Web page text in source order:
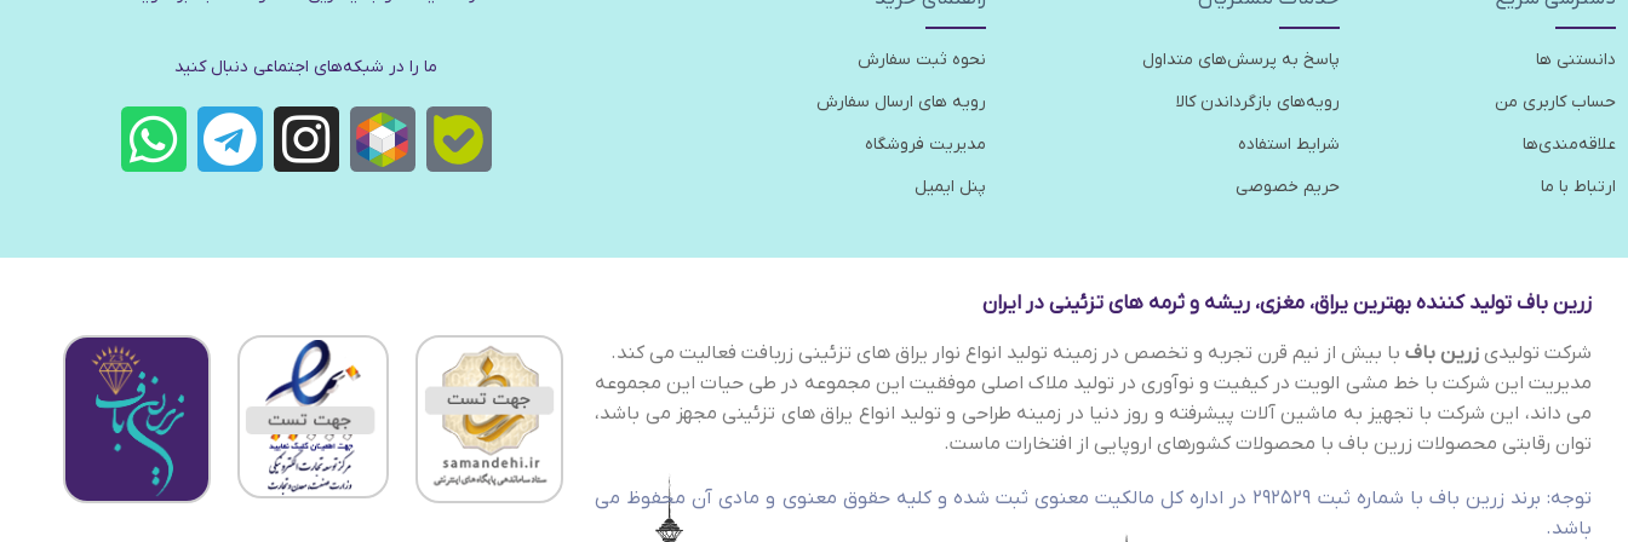
دانستنی ها
حساب کاربری من
علاقه‌مندی‌ها
ارتباط با ما
پاسخ به پرسش‌های متداول
رویه‌های بازگرداندن کالا
شرایط استفاده
حریم خصوصی
نحوه ثبت سفارش
رویه های ارسال سفارش
مدیریت فروشگاه
پنل ایمیل
ما را در شبکه‌های اجتماعی دنبال کنید
زرین باف تولید کننده بهترین یراق، مغزی، ریشه و ثرمه های تزئینی در ایران
شرکت تولیدی زرین باف با بیش از نیم قرن تجربه و تخصص در زمینه تولید انواع نوار یراق های تزئینی زربافت فعالیت می کند.
مدیریت این شرکت با خط مشی الویت در کیفیت و نوآوری در تولید ملاک اصلی موفقیت این مجموعه در طی حیات این مجموعه
می داند، این شرکت با تجهیز به ماشین آلات پیشرفته و روز دنیا در زمینه طراحی و تولید انواع یراق های تزئینی مجهز می باشد،
توان رقابتی محصولات زرین باف با محصولات کشورهای اروپایی از افتخارات ماست.
توجه: برند زرین باف با شماره ثبت 292529 در اداره کل مالکیت معنوی ثبت شده و کلیه حقوق معنوی و مادی آن محفوظ می
باشد.